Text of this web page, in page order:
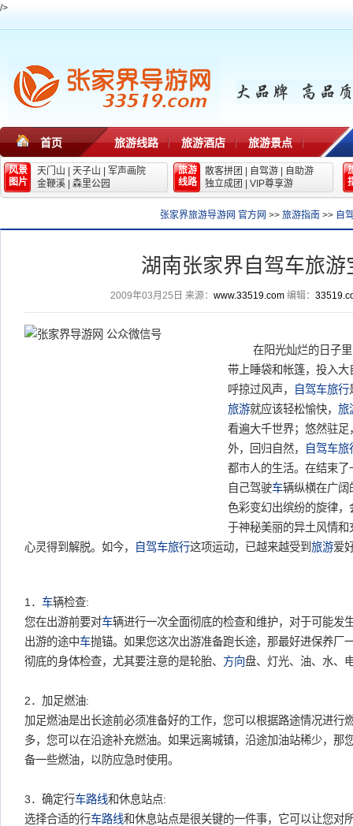
/>
首页 旅游线路 旅游酒店 旅游景点
风景
图片
天门山 天子山
军声画院
金鞭溪
森里公园
旅游
线路
散客拼团 自驾游
自助游
独立成团
VIP尊享游
张家界旅游导游网 官方网 >> 旅游指南 >> 自
湖南张家界自驾车旅游
2009年03月25日 来源： www.33519.com编辑：
在阳光灿烂的日子里
带上睡袋和帐篷，投入
呼掠过风声，
自驾车旅行
旅游就应该轻松愉快， 旅
看遍大千世界；悠然驻
外，回归自然，
自驾车旅
都市人的生活。在结束
自己驾驶车辆纵横在广阔
色彩变幻出缤纷的旋律
于神秘美丽的异土风情和
心灵得到解脱。如今，
自驾车旅行这项运动，已越来越受到旅游爱
1． 车辆检查:
您在出游前要对车辆进行一次全面彻底的检查和维护，对于可能发
出游的途中车抛锚。如果您这次出游准备跑长途，那最好进保养厂
彻底的身体检查，尤其要注意的是轮胎、 方向盘、灯光、油、水、
2．加足燃油:
加足燃油是出长途前必须准备好的工作，您可以根据路途情况进行
多，您可以在沿途补充燃油。如果远离城镇，沿途加油站稀少，那
备一些燃油，以防应急时使用。
3．确定行车路线和休息站点:
选择合适的行车路线和休息站点是很关键的一件事，它可以让您对